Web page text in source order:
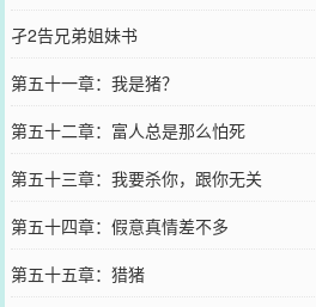
孑2告兄弟姐妹书
第五十一章：我是猪？
第五十二章：富人总是那么怕死
第五十三章：我要杀你，跟你无关
第五十四章：假意真情差不多
第五十五章：猎猪